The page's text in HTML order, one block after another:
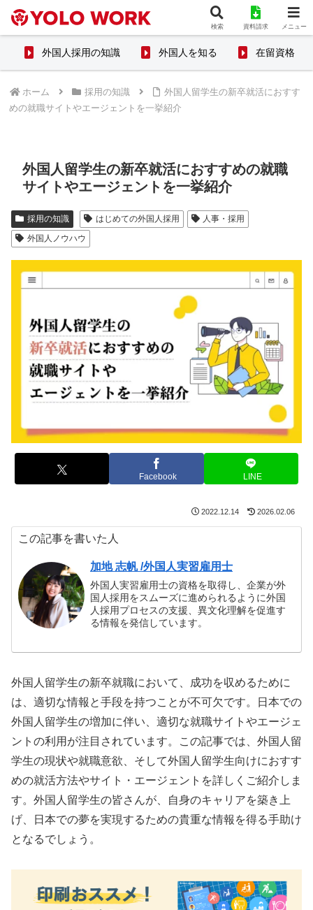
外国人採用の知識 外国人を知る 在留資格
ホーム 採用の知識
外国人留学生の新卒就活におすす
めの就職サイトやエージェントを一挙紹介
外国人留学生の新卒就活におすすめの就職
サイトやエージェントを一挙紹介
採用の知識 はじめての外国人採用
人事・採用
外国人ノウハウ
Facebook LINE
2022.12.14 2026.02.06
この記事を書いた人
加地 志帆 /外国人実習雇用士
外国人実習雇用士の資格を取得し、企業が外
国人採用をスムーズに進められるように外国
人採用プロセスの支援、異文化理解を促進す
る情報を発信しています。
外国人留学生の新卒就職において、成功を収めるために
は、適切な情報と手段を持つことが不可欠です。日本での
外国人留学生の増加に伴い、適切な就職サイトやエージェ
ントの利用が注目されています。この記事では、外国人留
学生の現状や就職意欲、そして外国人留学生向けにおすす
めの就活方法やサイト・エージェントを詳しくご紹介しま
す。外国人留学生の皆さんが、自身のキャリアを築き上
げ、日本での夢を実現するための貴重な情報を得る手助け
となるでしょう。
検索 資料請求 メニュー